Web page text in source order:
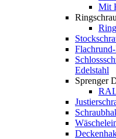
Mit
Edelstahl
Sprenger